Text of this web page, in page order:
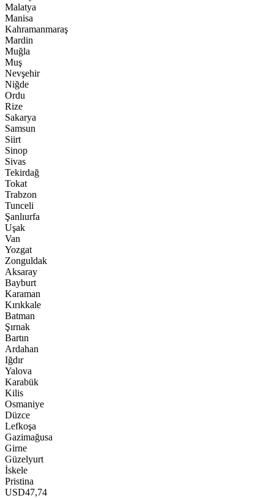
Malatya
Manisa
Kahramanmaraş
Mardin
Muğla
Muş
Nevşehir
Niğde
Ordu
Rize
Sakarya
Samsun
Siirt
Sinop
Sivas
Tekirdağ
Tokat
Trabzon
Tunceli
Şanlıurfa
Uşak
Van
Yozgat
Zonguldak
Aksaray
Bayburt
Karaman
Kırıkkale
Batman
Şırnak
Bartın
Ardahan
Iğdır
Yalova
Karabük
Kilis
Osmaniye
Düzce
Lefkoşa
Gazimağusa
Girne
Güzelyurt
İskele
Pristina
USD47,74